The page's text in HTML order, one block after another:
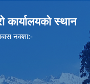
कार्यालयको स्थान
नक्शा:-